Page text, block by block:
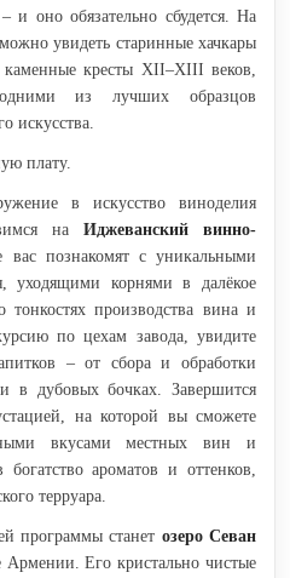
и оно обязательно сбудется. На
увидеть старинные хачкары
кресты XII–XIII веков,
из лучших образцов
искусства.
плату.
в искусство виноделия
на Иджеванский винно-
вас познакомят с уникальными
уходящими корнями в далёкое
производства вина и
по цехам завода, увидите
– от сбора и обработки
в дубовых бочках. Завершится
на которой вы сможете
вкусами местных вин и
богатство ароматов и оттенков,
терруара.
программы станет озеро Севан
Армении. Его кристально чистые